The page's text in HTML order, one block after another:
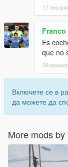
17
Franco
Es
que no
09
Включете се в
да можете да
More mods by